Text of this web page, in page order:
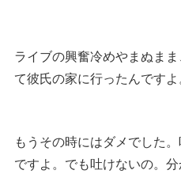
ライブの興奮冷めやまぬま
て彼氏の家に行ったんですよ
もうその時にはダメでした
ですよ。でも吐けないの。